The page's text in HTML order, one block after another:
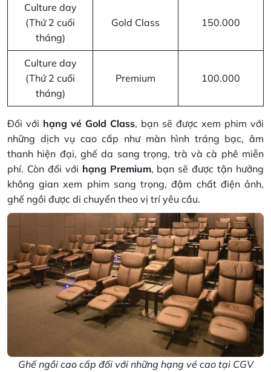
Culture day
(Thứ 2 cuối
tháng)
Gold Class 150.000
Culture day
(Thứ 2 cuối
tháng)
Premium 100.000
Đối với hạng vé Gold Class, bạn sẽ được xem phim với
những dịch vụ cao cấp như màn hình tráng bạc, âm
thanh hiện đại, ghế da sang trọng, trà và cà phê miễn
phí. Còn đối với hạng Premium, bạn sẽ được tận hưởng
không gian xem phim sang trọng, đậm chất điện ảnh,
ghế ngồi được di chuyển theo vị trí yêu cầu.
Ghế ngồi cao cấp đối với những hạng vé cao tại CGV